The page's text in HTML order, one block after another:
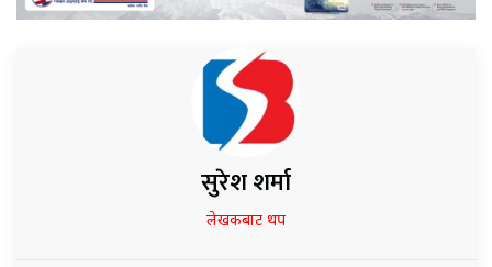
सुरेश शर्मा
लेखकबाट थप